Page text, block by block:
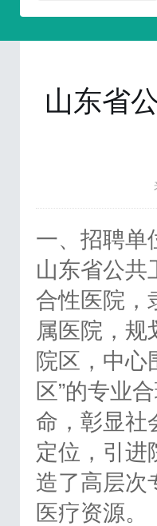
山东省
一、招聘单
山东省公共
合性医院，
属医院，
院区，中心
区”的专业
命，彰显社
定位，引进
造了高层次
医疗资源。